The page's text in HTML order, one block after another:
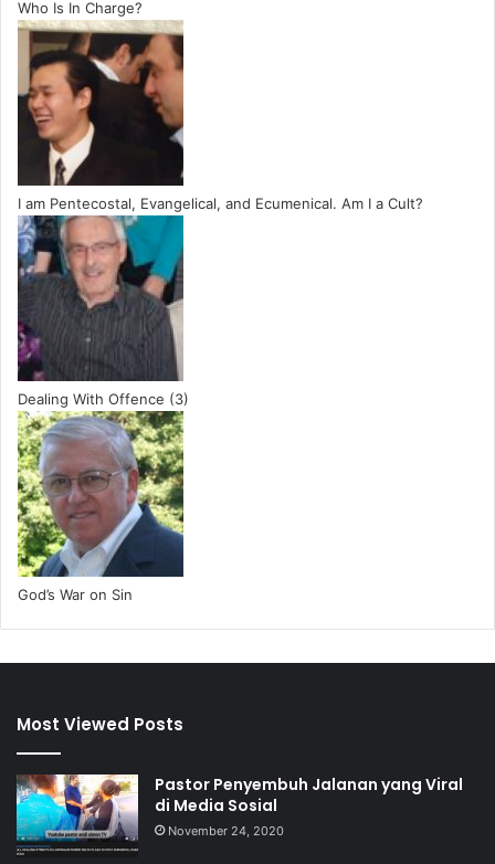
Who Is In Charge?
I am Pentecostal, Evangelical, and Ecumenical. Am I a Cult?
Dealing With Offence (3)
God’s War on Sin
Most Viewed Posts
Pastor Penyembuh Jalanan yang Viral
di Media Sosial
November 24, 2020